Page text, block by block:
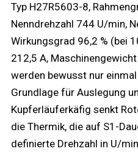
Typ H27R5603-8,
Nenndrehzahl 744 U/min,
Wirkungsgrad 96,2 % (bei
212,5 A,
werden bewusst nur
Grundlage für Auslegung
Kupferläuferkäfig senkt
die Thermik, die auf S1-
definierte Drehzahl in U/